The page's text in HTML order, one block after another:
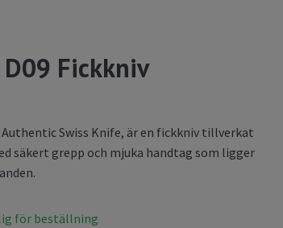
Fickkniv
Authentic Swiss Knife, är en fickkniv tillverkat
säkert grepp och mjuka handtag som ligger
för beställning